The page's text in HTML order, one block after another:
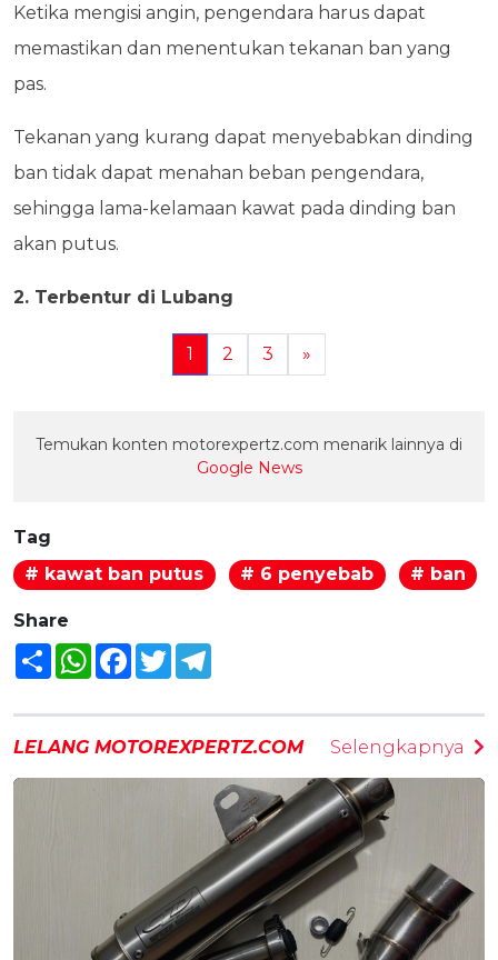
Ketika mengisi angin, pengendara harus dapat
memastikan dan menentukan tekanan ban yang
pas.
Tekanan yang kurang dapat menyebabkan dinding
ban tidak dapat menahan beban pengendara,
sehingga lama-kelamaan kawat pada dinding ban
akan putus.
2. Terbentur di Lubang
1 2 3 »
Temukan konten motorexpertz.com menarik lainnya di
Google News
Tag
# kawat ban putus
# 6 penyebab # ban
Share
Share WhatsAppFacebook
Twitter
LELANG MOTOREXPERTZ.COM Selengkapnya